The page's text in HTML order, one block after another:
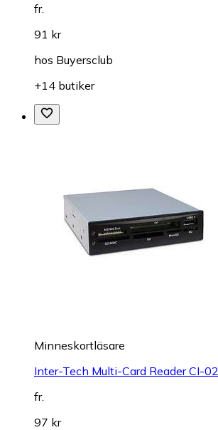
fr.
91 kr
hos Buyersclub
+14 butiker
Minneskortläsare
Inter-Tech Multi-Card Reader CI-02
fr.
97 kr